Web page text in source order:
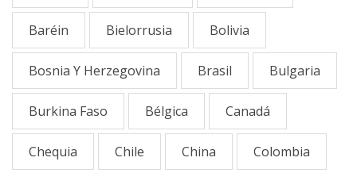
Baréin Bielorrusia Bolivia
Bosnia Y Herzegovina Brasil Bulgaria
Burkina Faso Bélgica Canadá
Chequia Chile China Colombia